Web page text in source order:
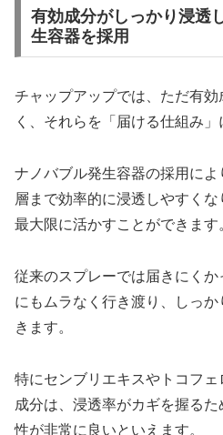
有効成分がしっかり浸透
生容器を採用
チャップアップでは、ただ有
く、それらを「届ける仕組み」
ナノバブル発生容器の採用に
層まで効率的に浸透しやすく
最大限に活かすことができます
従来のスプレーでは届きにく
にもムラなく行き渡り、しっ
きます。
特にセンブリエキスやトコフ
成分は、浸透率がカギを握る
性が非常に良いといえます。